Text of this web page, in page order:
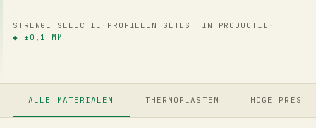
STRENGE SELECTIE · PROFIELEN GETEST IN PRODUCTIE ·
◆ ±0,1 MM
ALLE MATERIALEN THERMOPLASTEN HOGE